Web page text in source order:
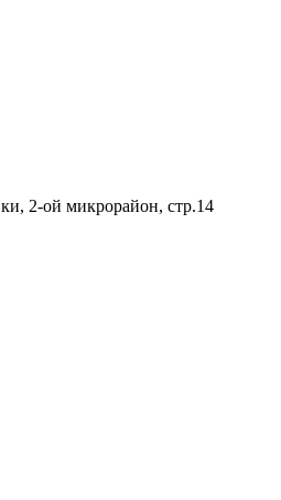
2-ой микрорайон, стр.14